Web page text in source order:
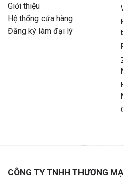
Giới thiệu
Hệ thống cửa hàng
Đăng ký làm đại lý
CÔNG TY TNHH THƯƠNG